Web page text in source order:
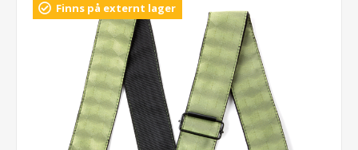
Finns på externt lager